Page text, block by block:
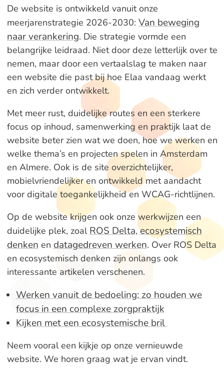
De website is ontwikkeld vanuit onze
meerjarenstrategie 2026-2030: Van beweging
naar verankering. Die strategie vormde een
belangrijke leidraad. Niet door deze letterlijk over te
nemen, maar door een vertaalslag te maken naar
een website die past bij hoe Elaa vandaag werkt
en zich verder ontwikkelt.
Met meer rust, duidelijke routes en een sterkere
focus op inhoud, samenwerking en praktijk laat de
website beter zien wat we doen, hoe we werken en
welke thema’s en projecten spelen in Amsterdam
en Almere. Ook is de site overzichtelijker,
mobielvriendelijker en ontwikkeld met aandacht
voor digitale toegankelijkheid en WCAG-richtlijnen.
Op de website krijgen ook onze werkwijzen een
duidelijke plek, zoal ROS Delta,ecosystemisch
denken en datagedreven werken. Over ROS Delta
en ecosystemisch denken zijn onlangs ook
interessante artikelen verschenen.
Werken vanuit de bedoeling: zo houden we
focus in een complexe zorgpraktijk
Kijken met een ecosystemische bril
Neem vooral een kijkje op onze vernieuwde
website. We horen graag wat je ervan vindt.